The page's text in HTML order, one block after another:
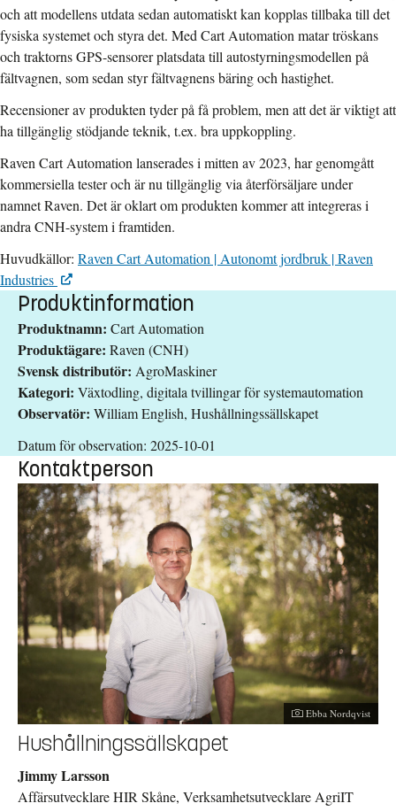
och att modellens utdata sedan automatiskt kan kopplas tillbaka till det
fysiska systemet och styra det. Med Cart Automation matar tröskans
och traktorns GPS-sensorer platsdata till autostyrningsmodellen på
fältvagnen, som sedan styr fältvagnens bäring och hastighet.
Recensioner av produkten tyder på få problem, men att det är viktigt att
ha tillgänglig stödjande teknik, t.ex. bra uppkoppling.
Raven Cart Automation lanserades i mitten av 2023, har genomgått
kommersiella tester och är nu tillgänglig via återförsäljare under
namnet Raven. Det är oklart om produkten kommer att integreras i
andra CNH-system i framtiden.
Huvudkällor: Raven Cart Automation | Autonomt jordbruk | Raven
Industries
Produktinformation
Produktnamn: Cart Automation
Produktägare: Raven (CNH)
Svensk distributör: AgroMaskiner
Kategori: Växtodling, digitala tvillingar för systemautomation
Observatör: William English, Hushållningssällskapet
Datum för observation: 2025-10-01
Kontaktperson
Fotograf:
Ebba Nordqvist
Hushållningssällskapet
Jimmy Larsson
Affärsutvecklare HIR Skåne, Verksamhetsutvecklare AgriIT